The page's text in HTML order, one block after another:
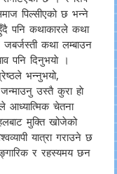
पिल्सीएको छ भन्ने
पनि कथाकारले कथा
कथा लम्बाउन
पनि दिनुभयाे ।
भन्नुभयो,
उस्तै कुरा हाे
चेतना
मुक्ति खोजेको
यात्रा गराउने छ
र रहस्यमय छन